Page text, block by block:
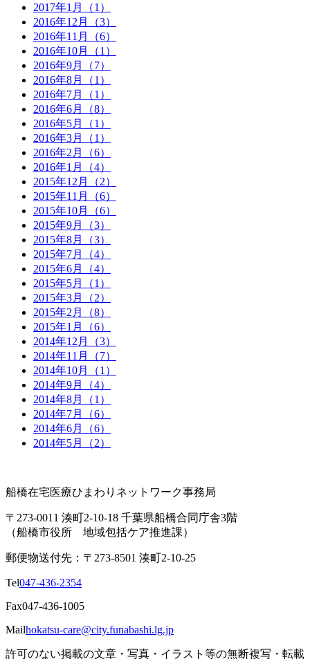
2017年1月（1）
2016年12月（3）
2016年11月（6）
2016年10月（1）
2016年9月（7）
2016年8月（1）
2016年7月（1）
2016年6月（8）
2016年5月（1）
2016年3月（1）
2016年2月（6）
2016年1月（4）
2015年12月（2）
2015年11月（6）
2015年10月（6）
2015年9月（3）
2015年8月（3）
2015年7月（4）
2015年6月（4）
2015年5月（1）
2015年3月（2）
2015年2月（8）
2015年1月（6）
2014年12月（3）
2014年11月（7）
2014年10月（1）
2014年9月（4）
2014年8月（1）
2014年7月（6）
2014年6月（6）
2014年5月（2）
船橋在宅医療ひまわりネットワーク事務局
〒273-0011 湊町2-10-18 千葉県船橋合同庁舎3階
（船橋市役所 地域包括ケア推進課）
郵便物送付先：〒273-8501 湊町2-10-25
Tel047-436-2354
Fax047-436-1005
Mailhokatsu-care@city.funabashi.lg.jp
許可のない掲載の文章・写真・イラスト等の無断複写・転載